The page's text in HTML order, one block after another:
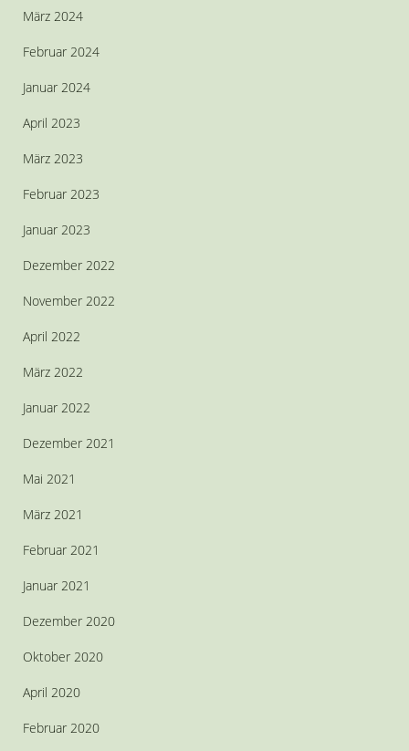
März 2024
Februar 2024
Januar 2024
April 2023
März 2023
Februar 2023
Januar 2023
Dezember 2022
November 2022
April 2022
März 2022
Januar 2022
Dezember 2021
Mai 2021
März 2021
Februar 2021
Januar 2021
Dezember 2020
Oktober 2020
April 2020
Februar 2020